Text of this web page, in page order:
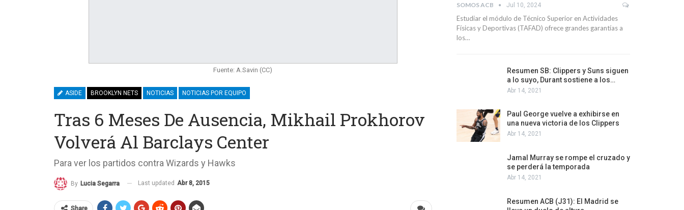
Fuente: A.Savin (CC)
ASIDE BROOKLYN NETS NOTICIAS NOTICIAS POR EQUIPO
Tras 6 Meses De Ausencia, Mikhail Prokhorov
Volverá Al Barclays Center
Para ver los partidos contra Wizards y Hawks
By Lucia Segarra Last updated Abr 8, 2015
Share
SOMOS ACB Jul 10, 2024
Estudiar el módulo de Técnico Superior en Actividades
Físicas y Deportivas (TAFAD) ofrece grandes garantías a
los…
Resumen SB: Clippers y Suns siguen
a lo suyo, Durant sostiene a los…
Abr 14, 2021
Paul George vuelve a exhibirse en
una nueva victoria de los Clippers
Abr 14, 2021
Jamal Murray se rompe el cruzado y
se perderá la temporada
Abr 14, 2021
Resumen ACB (J31): El Madrid se